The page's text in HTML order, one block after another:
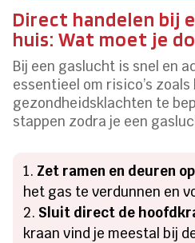
Direct handelen bij
huis: Wat moet je
Bij een gaslucht is snel en
essentieel om risico’s
gezondheidsklachten te
stappen zodra je een
Zet ramen en deuren
het gas te verdunnen en
Sluit direct de
kraan vind je meestal bij